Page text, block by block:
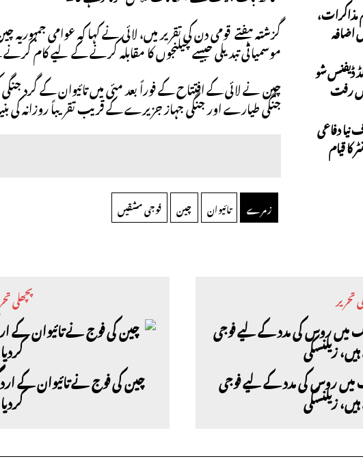
مذاکرات،
ڈیفنس شو
دفاعی
کا قیام
گزشتہ ہفتے قومی دن کی تقریر میں، لائی نے کہا کہ عوامی جمہوریہ
موسمیاتی تبدیلی جیسے چیلنجوں کا مقابلہ کرنے کے لیے کام
چین نے لائی کے افتتاح کے فوراً بعد مئی میں تائیوان کے گرد جنگی
جنگی طیارے اور جنگی جہاز جزیرے کے قریب تقریباً روزانہ کی
زمرے تائیوان چین فوجی مشقیں
پچھلی
چین کی فوج نے تائیوان کے
کردیا
تحریر
میں روس کی مدد کے لیے فوجی
زیلنسکی